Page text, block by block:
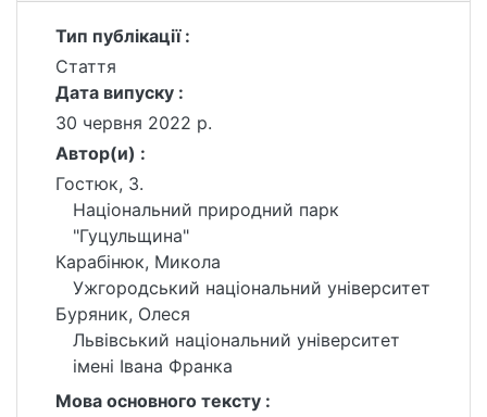
Тип публікації :
Стаття
Дата випуску :
30 червня 2022 р.
Автор(и) :
Гостюк, З.
Національний природний парк
"Гуцульщина"
Карабінюк, Микола
Ужгородський національний університет
Буряник, Олеся
Львівський національний університет
імені Івана Франка
Мова основного тексту :